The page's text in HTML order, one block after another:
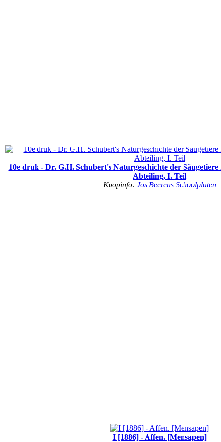
10e druk - Dr. G.H. Schubert's Naturgeschichte der
Abteiling, I. Teil
Koopinfo: Jos Beerens Schoolplaten
I [1886] - Affen. [Mensapen]